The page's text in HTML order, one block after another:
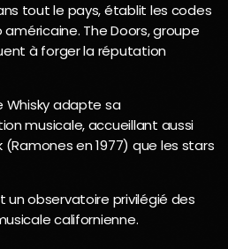
tout le pays, établit les codes
The Doors, groupe
à forger la réputation
Whisky adapte sa
musicale, accueillant aussi
(Ramones en 1977) que les stars
observatoire privilégié des
californienne.